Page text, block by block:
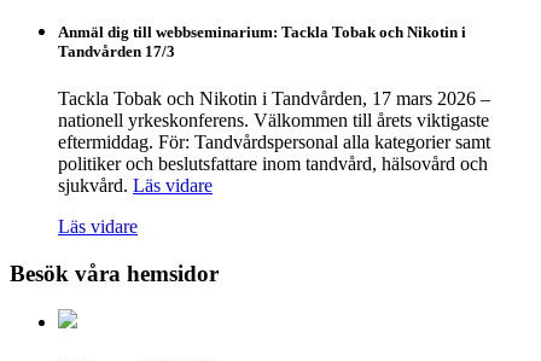
Anmäl dig till webbseminarium: Tackla Tobak och Nikotin i
Tandvården 17/3
Tackla Tobak och Nikotin i Tandvården, 17 mars 2026 –
nationell yrkeskonferens. Välkommen till årets viktigaste
eftermiddag. För: Tandvårdspersonal alla kategorier samt
politiker och beslutsfattare inom tandvård, hälsovård och
sjukvård. Läs vidare
Läs vidare
Besök våra hemsidor